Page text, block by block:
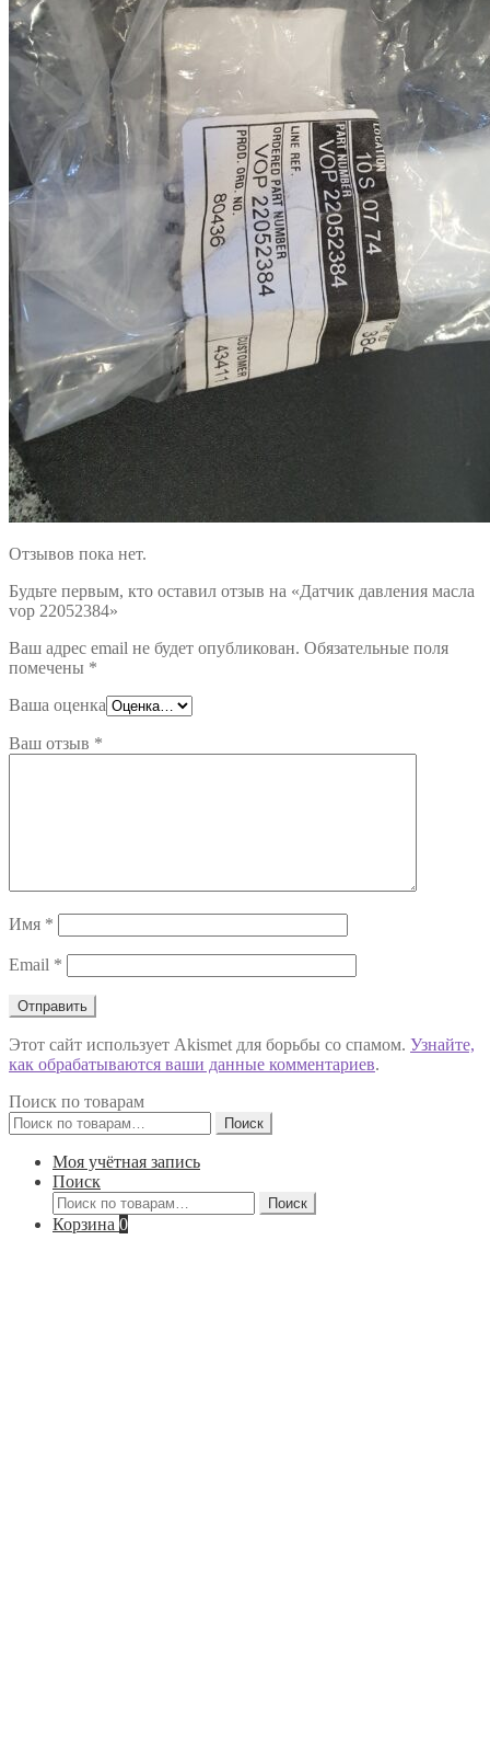
Отзывов пока нет.
Будьте первым, кто оставил отзыв на «Датчик давления масла
vop 22052384»
Ваш адрес email не будет опубликован. Обязательные поля
помечены *
Ваша оценка
Ваш отзыв *
Имя *
Email *
Этот сайт использует Akismet для борьбы со спамом. Узнайте,
как обрабатываются ваши данные комментариев.
Поиск по товарам
Искать:
Поиск
Моя учётная запись
Поиск
Искать:
Поиск
Корзина 0